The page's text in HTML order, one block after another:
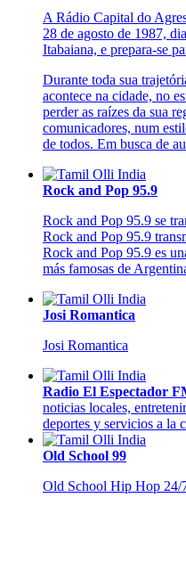
A Rádio Capital do
28 de agosto de 1987,
Itabaiana, e prepara-se
Durante toda sua
acontece na cidade, no
perder as raízes da sua
comunicadores, num
de todos. Em busca de
Rock and Pop 95.9
Rock and Pop 95.9 se
Rock and Pop 95.9
Rock and Pop 95.9 es
más famosas de
Josi Romantica
Josi Romantica
Radio El Espectador
noticias locales,
deportes y servicios a la
Old School 99
Old School Hip Hop 24/